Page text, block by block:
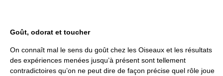
Goût, odorat et toucher
On connaît mal le sens du goût chez les Oiseaux et les résultats
des expériences menées jusqu’à présent sont tellement
contradictoires qu’on ne peut dire de façon précise quel rôle joue